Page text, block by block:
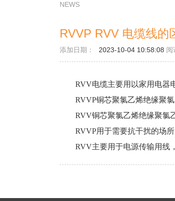
NEWS
RVVP RVV 电缆线的
添加日期： 2023-10-04 10:58:08 阅
RVV电缆主要用以家用电器
RVVP铜芯聚氯乙烯绝缘聚
RVV铜芯聚氯乙烯绝缘聚氯
RVVP用于需要抗干扰的场
RVV主要用于电源传输用线